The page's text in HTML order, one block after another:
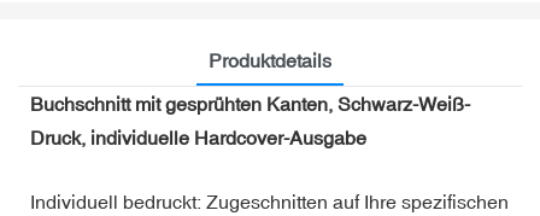
Produktdetails
Buchschnitt mit gesprühten Kanten, Schwarz-Weiß-
Druck, individuelle Hardcover-Ausgabe
Individuell bedruckt: Zugeschnitten auf Ihre spezifischen